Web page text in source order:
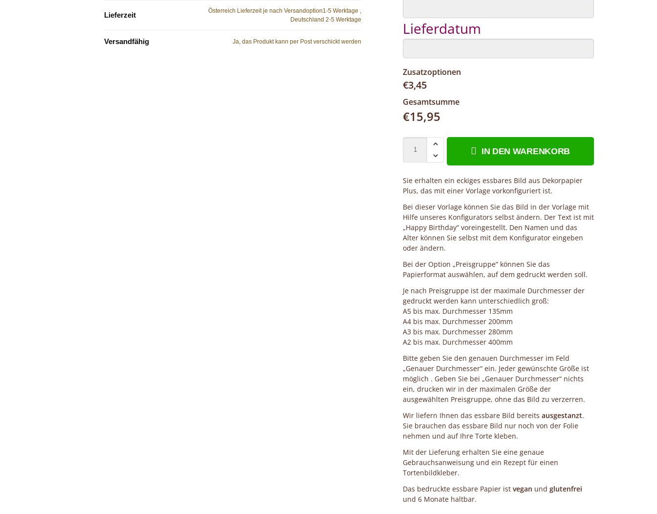
Lieferzeit
Österreich Lieferzeit je nach Versandoption1-5 Werktage ,
Deutschland 2-5 Werktage
Versandfähig Ja, das Produkt kann per Post verschickt werden
Lieferdatum
Zusatzoptionen
€3,45
Gesamtsumme
€15,95
IN DEN WARENKORB
Sie erhalten ein eckiges essbares Bild aus Dekorpapier
Plus, das mit einer Vorlage vorkonfiguriert ist.
Bei dieser Vorlage können Sie das Bild in der Vorlage mit
Hilfe unseres Konfigurators selbst ändern. Der Text ist mit
„Happy Birthday“ voreingestellt. Den Namen und das
Alter können Sie selbst mit dem Konfigurator eingeben
oder ändern.
Bei der Option „Preisgruppe“ können Sie das
Papierformat auswählen, auf dem gedruckt werden soll.
Je nach Preisgruppe ist der maximale Durchmesser der
gedruckt werden kann unterschiedlich groß:
A5 bis max. Durchmesser 135mm
A4 bis max. Durchmesser 200mm
A3 bis max. Durchmesser 280mm
A2 bis max. Durchmesser 400mm
Bitte geben Sie den genauen Durchmesser im Feld
„Genauer Durchmesser“ ein. Jeder gewünschte Größe ist
möglich . Geben Sie bei „Genauer Durchmesser“ nichts
ein, drucken wir in der maximalen Größe der
ausgewählten Preisgruppe, ohne das Bild zu verzerren.
Wir liefern Ihnen das essbare Bild bereits ausgestanzt.
Sie brauchen das essbare Bild nur noch von der Folie
nehmen und auf Ihre Torte kleben.
Mit der Lieferung erhalten Sie eine genaue
Gebrauchsanweisung und ein Rezept für einen
Tortenbildkleber.
Das bedruckte essbare Papier istvegan undglutenfrei
und 6 Monate haltbar.